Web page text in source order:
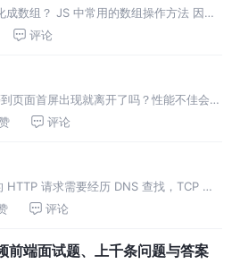
数组？ JS 中常用的数组操作方法 因为
方法，它是一个另外一种对象类型，只
评论
页面首屏出现就离开了吗？性能不佳会对
， BBC 发现他们的网站加载时间每增加
评论
请求需要经历 DNS 查找，TCP 握
服务器接收请求，服务器处理请求并发回
评论
前端面试题、上千条问题与答案